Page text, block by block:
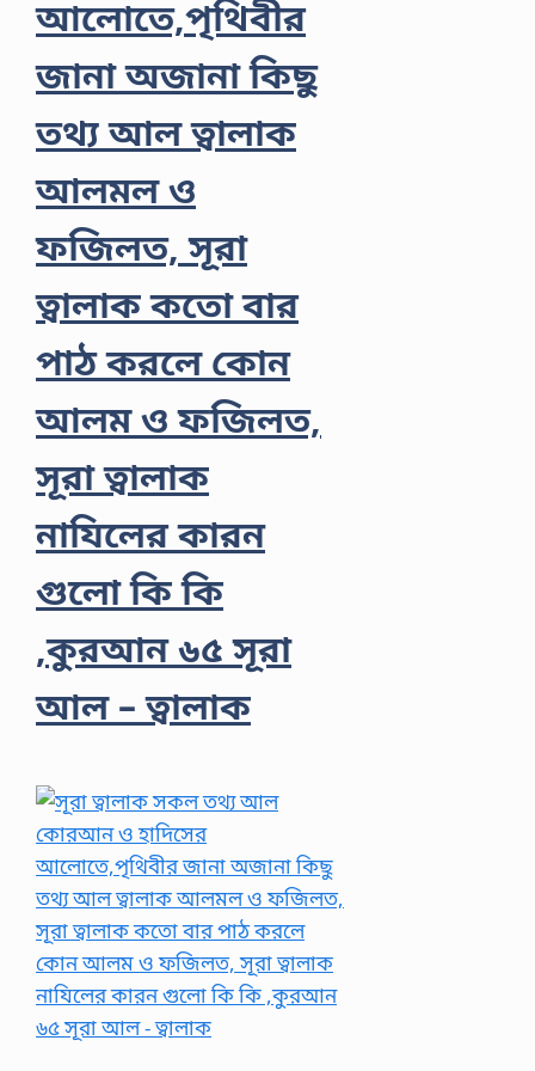
আলোতে,পৃথিবীর
জানা অজানা কিছু
তথ্য আল ত্বালাক
আলমল ও
ফজিলত, সূরা
ত্বালাক কতো বার
পাঠ করলে কোন
আলম ও ফজিলত,
সূরা ত্বালাক
নাযিলের কারন
গুলো কি কি
,কুরআন ৬৫ সূরা
আল – ত্বালাক